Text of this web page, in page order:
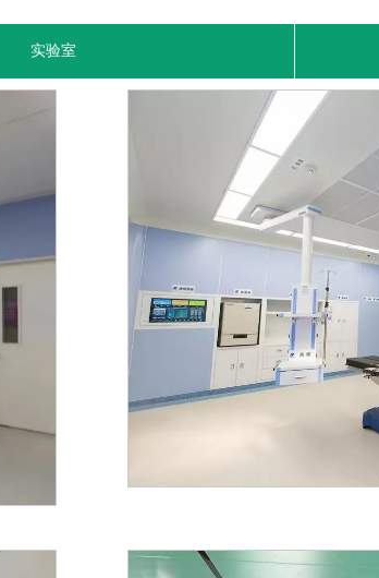
实验室